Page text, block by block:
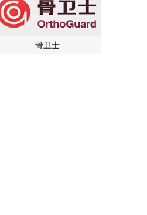
骨卫士